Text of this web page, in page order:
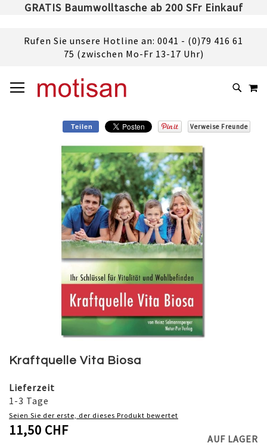
GRATIS Baumwolltasche ab 200 SFr Einkauf
Rufen Sie unsere Hotline an: 0041 - (0)79 416 61
75 (zwischen Mo-Fr 13-17 Uhr)
ZUM
INHALT
SUCHE
Teilen Verweise Freunde
to
beginning
of
the
images
gallery
Kraftquelle Vita Biosa
Lieferzeit
1-3 Tage
Seien Sie der erste, der dieses Produkt bewertet
11,50 CHF
AUF LAGER